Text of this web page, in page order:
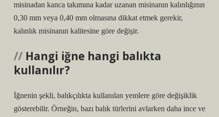
misinadan kanca takımına kadar uzanan misinanın kalınlığının
0,30 mm veya 0,40 mm olmasına dikkat etmek gerekir,
kalınlık misinanın kalitesine göre değişir.
Hangi iğne hangi balıkta
kullanılır?
İğnenin şekli, balıkçılıkta kullanılan yemlere göre değişiklik
gösterebilir. Örneğin, bazı balık türlerini avlarken daha ince ve